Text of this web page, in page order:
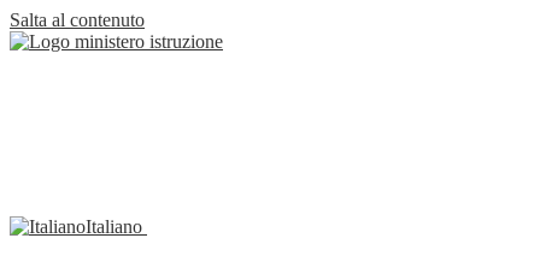
Salta al contenuto
Italiano